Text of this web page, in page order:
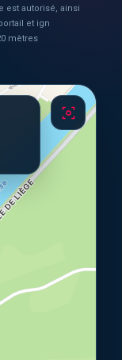
est autorisé, ainsi
et ign
mètres